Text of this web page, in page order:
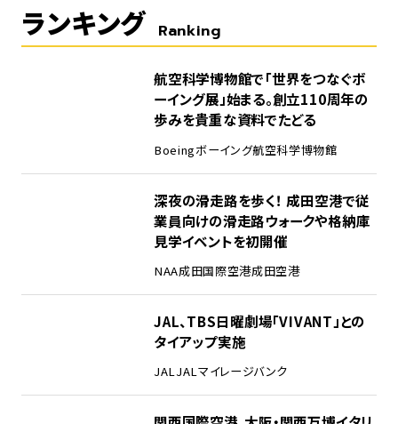
ランキング Ranking
航空科学博物館で「世界をつなぐボ
ーイング展」始まる。創立110周年の
歩みを貴重な資料でたどる
Boeingボーイング航空科学博物館
深夜の滑走路を歩く！ 成田空港で従
業員向けの滑走路ウォークや格納庫
見学イベントを初開催
NAA成田国際空港成田空港
JAL、TBS日曜劇場「VIVANT」との
タイアップ実施
JALJALマイレージバンク